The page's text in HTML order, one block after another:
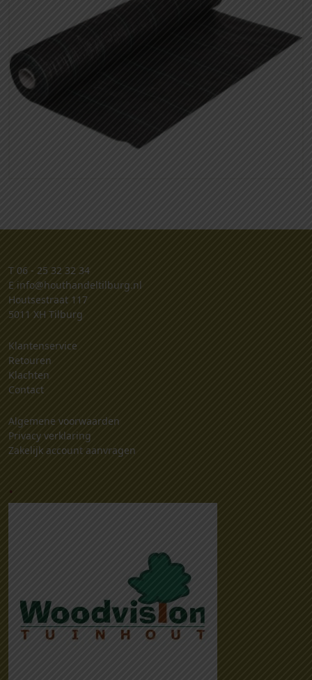
T 06 - 25 32 32 34
E info@houthandeltilburg.nl
Houtsestraat 117
5011 XH Tilburg
Klantenservice
Retouren
Klachten
Contact
Algemene voorwaarden
Privacy verklaring
Zakelijk account aanvragen
.